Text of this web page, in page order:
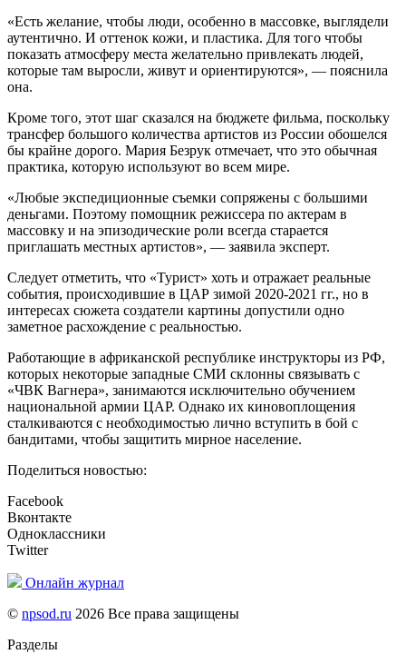
«Есть желание, чтобы люди, особенно в массовке, выглядели
аутентично. И оттенок кожи, и пластика. Для того чтобы
показать атмосферу места желательно привлекать людей,
которые там выросли, живут и ориентируются», — пояснила
она.
Кроме того, этот шаг сказался на бюджете фильма, поскольку
трансфер большого количества артистов из России обошелся
бы крайне дорого. Мария Безрук отмечает, что это обычная
практика, которую используют во всем мире.
«Любые экспедиционные съемки сопряжены с большими
деньгами. Поэтому помощник режиссера по актерам в
массовку и на эпизодические роли всегда старается
приглашать местных артистов», — заявила эксперт.
Следует отметить, что «Турист» хоть и отражает реальные
события, происходившие в ЦАР зимой 2020-2021 гг., но в
интересах сюжета создатели картины допустили одно
заметное расхождение с реальностью.
Работающие в африканской республике инструкторы из РФ,
которых некоторые западные СМИ склонны связывать с
«ЧВК Вагнера», занимаются исключительно обучением
национальной армии ЦАР. Однако их киновоплощения
сталкиваются с необходимостью лично вступить в бой с
бандитами, чтобы защитить мирное население.
Поделиться новостью:
Facebook
Вконтакте
Одноклассники
Twitter
Онлайн журнал
© npsod.ru 2026 Все права защищены
Разделы